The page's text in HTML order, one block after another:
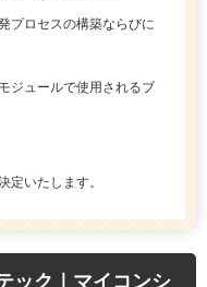
プロセスの構築ならびに
ジュールで使用されるブ
定いたします。
ック｜マイコンシ